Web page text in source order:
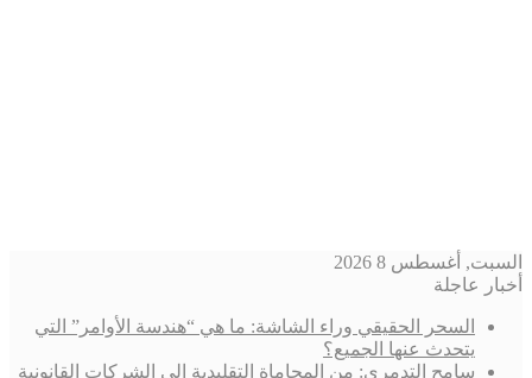
السبت, أغسطس 8 2026
أخبار عاجلة
السحر الحقيقي وراء الشاشة: ما هي “هندسة الأوامر” التي
يتحدث عنها الجميع؟
سامح التدمري: من المحاماة التقليدية إلى الشركات القانونية